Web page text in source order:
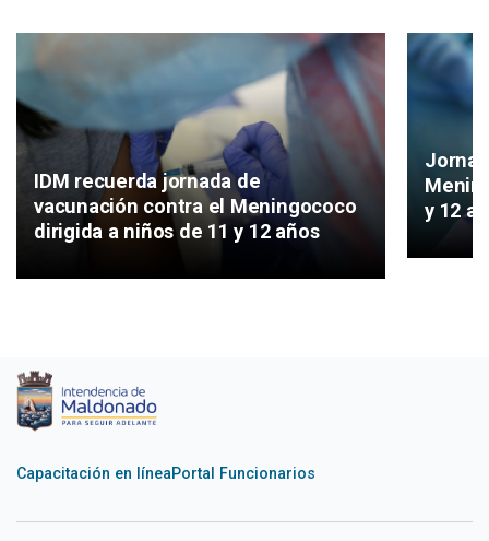
IDM recuerda jornada de
vacunación contra el Meningococo
dirigida a niños de 11 y 12 años
y 12
Capacitación en líneaPortal Funcionarios